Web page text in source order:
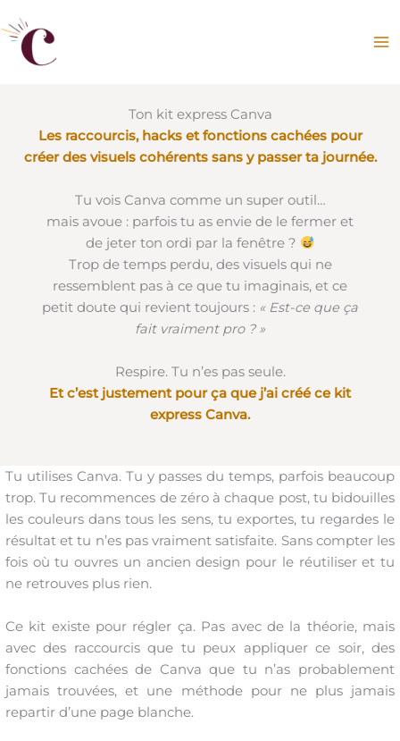
au
contenu
Ton kit express Canva
Les raccourcis, hacks et fonctions cachées pour
créer des visuels cohérents sans y passer ta journée.
Tu vois Canva comme un super outil…
mais avoue : parfois tu as envie de le fermer et
de jeter ton ordi par la fenêtre ?
Trop de temps perdu, des visuels qui ne
ressemblent pas à ce que tu imaginais, et ce
petit doute qui revient toujours : « Est-ce que ça
fait vraiment pro ? »
Respire. Tu n’es pas seule.
Et c’est justement pour ça que j’ai créé ce kit
express Canva.
Tu utilises Canva. Tu y passes du temps, parfois beaucoup
trop. Tu recommences de zéro à chaque post, tu bidouilles
les couleurs dans tous les sens, tu exportes, tu regardes le
résultat et tu n’es pas vraiment satisfaite. Sans compter les
fois où tu ouvres un ancien design pour le réutiliser et tu
ne retrouves plus rien.
Ce kit existe pour régler ça. Pas avec de la théorie, mais
avec des raccourcis que tu peux appliquer ce soir, des
fonctions cachées de Canva que tu n’as probablement
jamais trouvées, et une méthode pour ne plus jamais
repartir d’une page blanche.